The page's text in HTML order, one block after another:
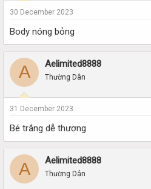
30 December 2023
Body nóng bỏng
A Aelimited8888
Thường Dân
31 December 2023
Bé trắng dễ thương
A Aelimited8888
Thường Dân